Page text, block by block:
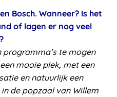
Bosch. Wanneer? Is het
of lagen er nog veel
te mogen
mooie plek, met een
en natuurlijk een
de popzaal van Willem